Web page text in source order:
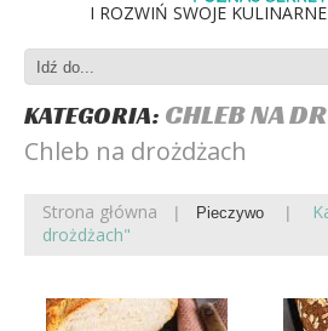
I ROZWIŃ SWOJE
KATEGORIA: CHLEB NA
Chleb na drożdżach
Strona główna Pieczywo
drożdżach"